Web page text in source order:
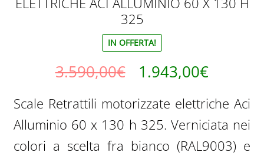
325
IN OFFERTA!
3.590,00€
prezzo
originale
era:
1.943,00€Il
prezzo
attuale
è:
Scale Retrattili motorizzate elettriche Aci
Alluminio 60 x 130 h 325. Verniciata nei
colori a scelta fra bianco (RAL9003) e